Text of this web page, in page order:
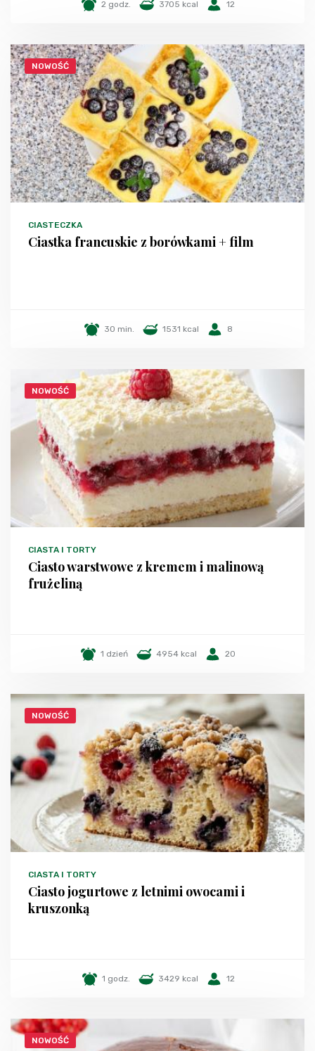
2 godz. 3705 kcal 12
NOWOŚĆ
CIASTECZKA
Ciastka francuskie z borówkami + film
30 min. 1531 kcal 8
NOWOŚĆ
CIASTA I TORTY
Ciasto warstwowe z kremem i malinową
frużeliną
1 dzień 4954 kcal 20
NOWOŚĆ
CIASTA I TORTY
Ciasto jogurtowe z letnimi owocami i
kruszonką
1 godz. 3429 kcal 12
NOWOŚĆ